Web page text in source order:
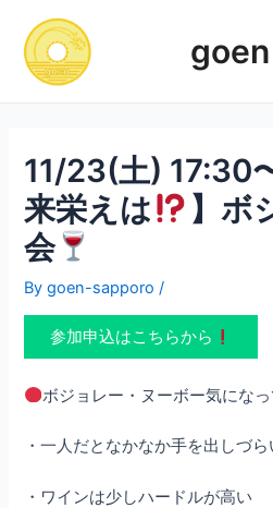
content
goen
11/23(土) 17:30
来栄えは
】ボ
会
Bygoen-sapporo/
参加申込はこちらから
ボジョレー・ヌーボー気にな
・一人だとなかなか手を出しづら
・ワインは少しハードルが高い